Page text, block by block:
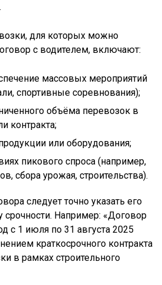
для которых можно
с водителем, включают:
массовых мероприятий
спортивные соревнования);
объёма перевозок в
контракта;
или оборудования;
пикового спроса (например,
сбора урожая, строительства).
следует точно указать его
срочности. Например: «Договор
с 1 июля по 31 августа 2025
краткосрочного контракта
в рамках строительного